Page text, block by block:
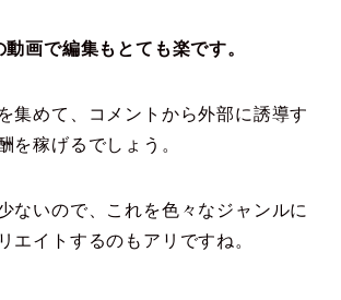
画で編集もとても楽です。
集めて、コメントから外部に誘導す
を稼げるでしょう。
ないので、これを色々なジャンルに
エイトするのもアリですね。